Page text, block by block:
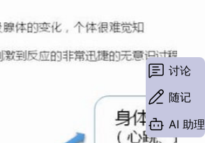
讨论
随记
AI 助理